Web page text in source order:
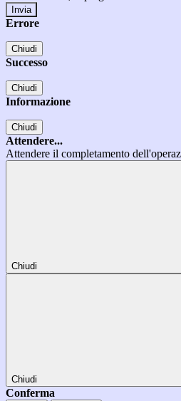
Errore
Chiudi
Successo
Chiudi
Informazione
Chiudi
Attendere...
Attendere il completamento
Chiudi
Chiudi
Conferma